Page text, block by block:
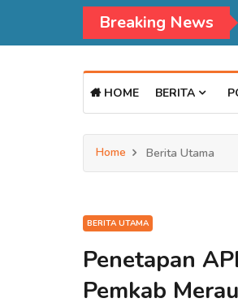
Breaking News
HOME BERITA
Home Berita Utama
BERITA UTAMA
Penetapan
Pemkab